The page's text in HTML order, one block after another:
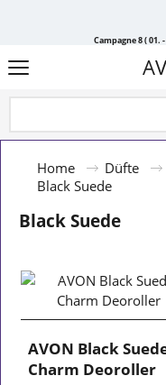
Campagne 8 ( 01.
Home Düfte
Black Suede
Black Suede
AVON Black
Charm Deoroller